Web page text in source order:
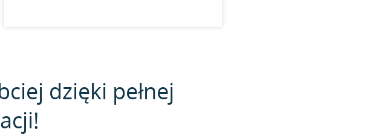
dzięki pełnej